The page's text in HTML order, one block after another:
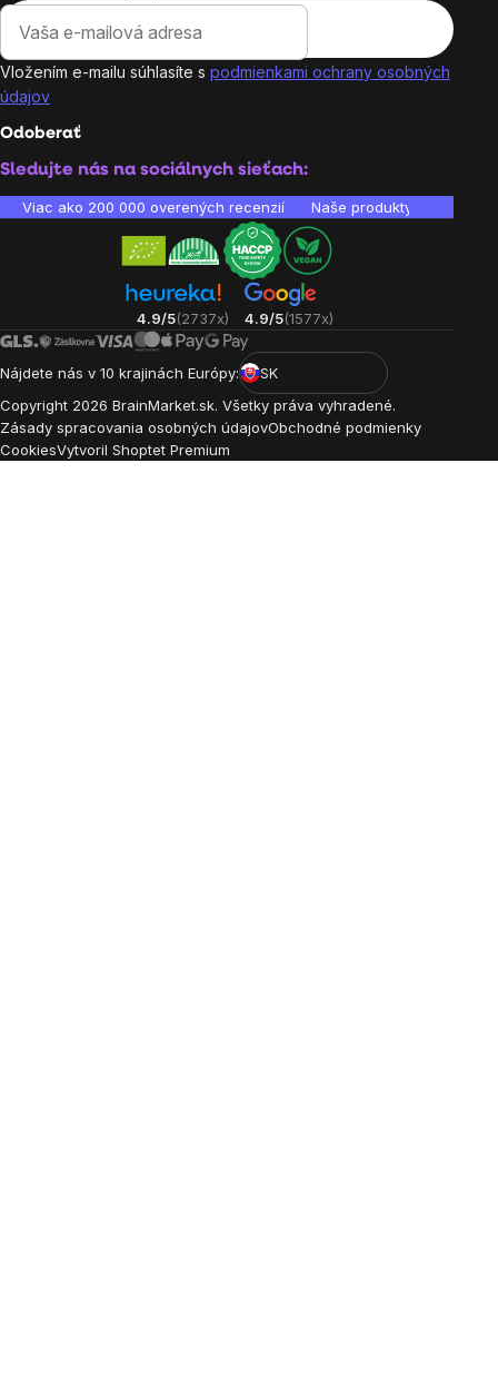
Vložením e-mailu súhlasíte s podmienkami ochrany osobných
údajov
Odoberať
Sledujte nás na sociálnych sieťach:
Viac ako 200 000 overených recenzií Naše produkty sú
4.9/5(2737x) 4.9/5(1577x)
Nájdete nás v 10 krajinách Európy:
SK
Copyright 2026 BrainMarket.sk. Všetky práva vyhradené.
Zásady spracovania osobných údajovObchodné podmienky
CookiesVytvoril Shoptet Premium